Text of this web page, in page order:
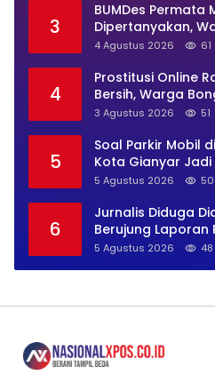
3
BUMDes Permata
Dipertanyakan,
Pengelolaan Tak
4 Agustus 2026 61
4
Prostitusi Online
Bersih, Warga
BO Usai
3 Agustus 2026 51
5
Soal Parkir Mobil
Kota Gianyar
Inkait
5 Agustus 2026 50
6
Jurnalis Diduga
Berujung Laporan
Kebebasan Pers
5 Agustus 2026 48